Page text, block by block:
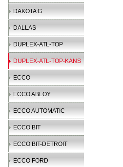
DAKOTA G
DALLAS
DUPLEX-ATL-TOP
DUPLEX-ATL-TOP-KANS
ECCO
ECCO ABLOY
ECCO AUTOMATIC
ECCO BIT
ECCO BIT-DETROIT
ECCO FORD